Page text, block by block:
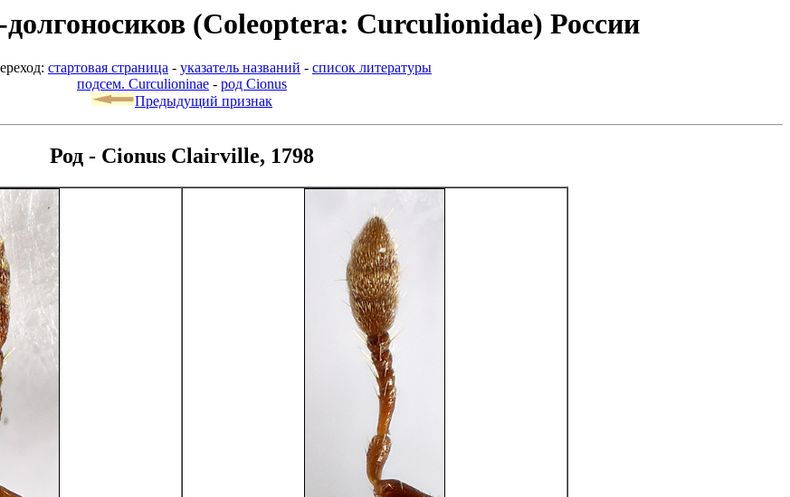
(Coleoptera: Curculionidae) России
стартовая страница - указатель названий - список литературы
подсем. Curculioninae - род Cionus
Предыдущий признак
Род - Cionus Clairville, 1798